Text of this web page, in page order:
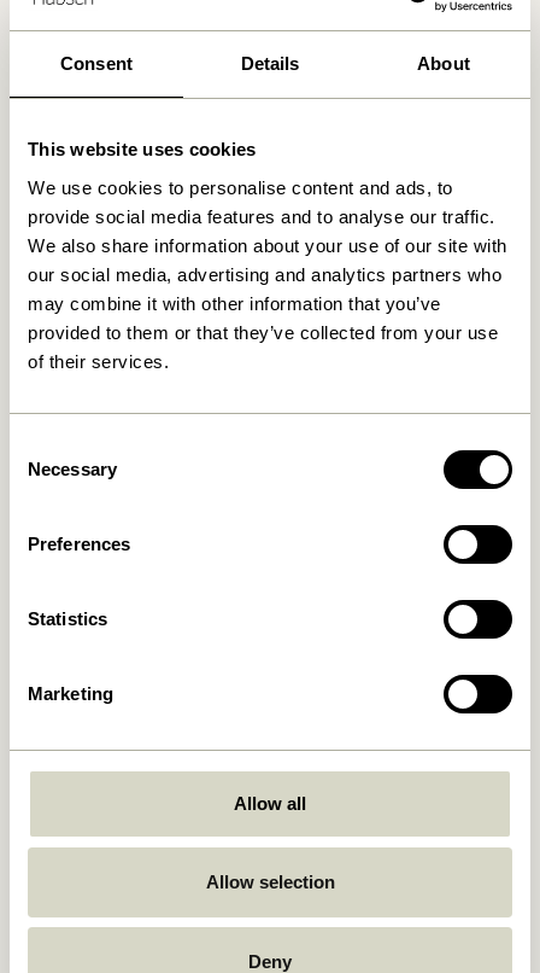
Consent Details About
This website uses cookies
We use cookies to personalise content and ads, to
provide social media features and to analyse our traffic.
We also share information about your use of our site with
our social media, advertising and analytics partners who
may combine it with other information that you’ve
provided to them or that they’ve collected from your use
of their services.
Selection
Necessary
Preferences
Statistics
Marketing
Allow all
Allow selection
Deny
Produits similaires
3.299,00kr. 4.849,00kr.
Koi Banc Bleu/Bleu foncé
Ajouter au panier
Koi Banc Vert/Gris
1.099,00
Ajouter au panier